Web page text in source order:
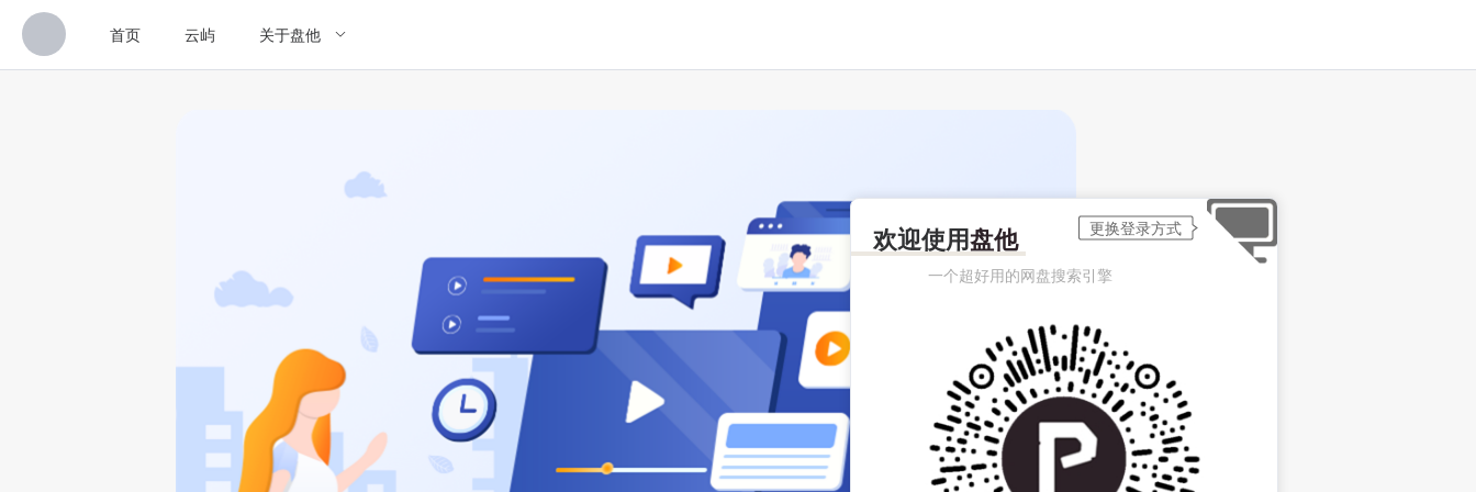
首页 云屿 关于盘他
欢迎使用盘他
一个超好用的网盘搜索引擎